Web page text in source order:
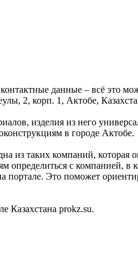
данные – всё это
2, корп. 1, Актобе,
изделия из него
в городе Актобе.
из таких компаний, которая
определиться с компанией, в
портале. Это поможет
Казахстана prokz.su.